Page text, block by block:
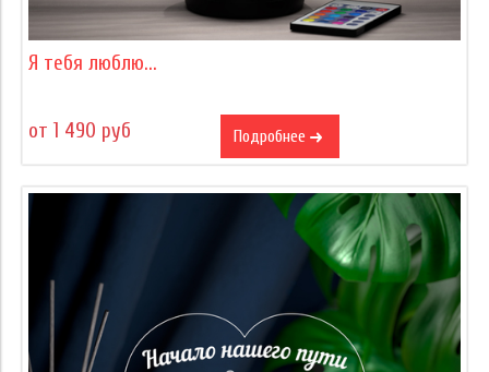
Я тебя люблю...
от 1 490 руб Подробнее